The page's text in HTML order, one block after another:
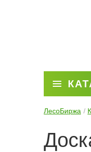
ЛесоБиржа